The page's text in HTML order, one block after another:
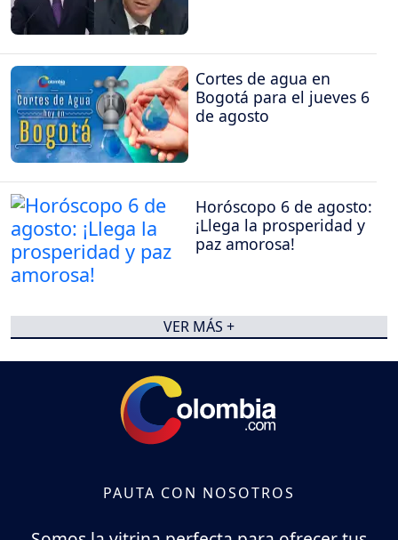
Cortes de agua en
Bogotá para el jueves 6
de agosto
Horóscopo 6 de agosto:
¡Llega la prosperidad y
paz amorosa!
VER MÁS +
PAUTA CON NOSOTROS